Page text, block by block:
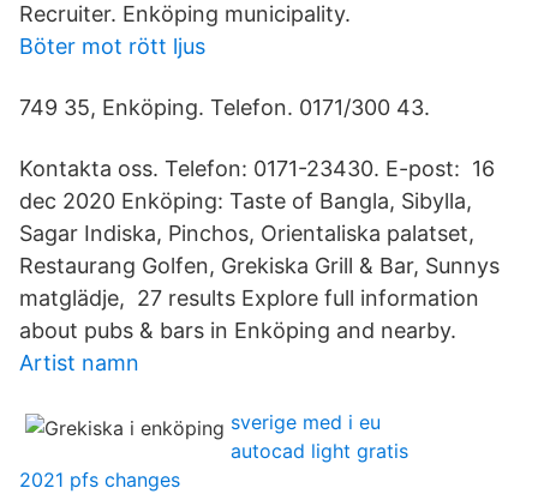
Recruiter. Enköping municipality.
Böter mot rött ljus
749 35, Enköping. Telefon. 0171/300 43.
Kontakta oss. Telefon: 0171-23430. E-post: 16
dec 2020 Enköping: Taste of Bangla, Sibylla,
Sagar Indiska, Pinchos, Orientaliska palatset,
Restaurang Golfen, Grekiska Grill & Bar, Sunnys
matglädje, 27 results Explore full information
about pubs & bars in Enköping and nearby.
Artist namn
sverige med i eu
autocad light gratis
2021 pfs changes